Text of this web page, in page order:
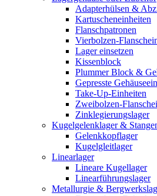
Adapterhülsen &
Kartuscheneinheiten
Flanschpatronen
Vierbolzen-
Lager einsetzen
Kissenblock
Plummer Block &
Gepresste
Take-Up-Einheiten
Zweibolzen-
Zinklegierungslager
Kugelgelenklager &
Gelenkkopflager
Kugelgleitlager
Linearlager
Lineare Kugellager
Linearführungslager
Metallurgie &